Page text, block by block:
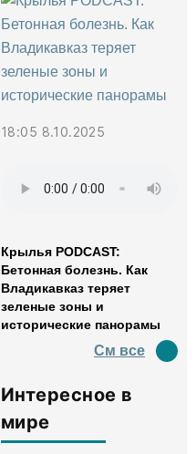
18:05 8.10.2025
Крылья PODCAST:
Бетонная болезнь. Как
Владикавказ теряет
зеленые зоны и
исторические панорамы
См все
Интересное в
мире